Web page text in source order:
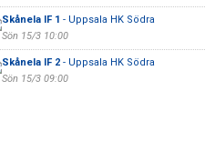
Skånela IF 1 - Uppsala HK Södra
Sön 15/3 10:00
Skånela IF 2- Uppsala HK Södra
Sön 15/3 09:00